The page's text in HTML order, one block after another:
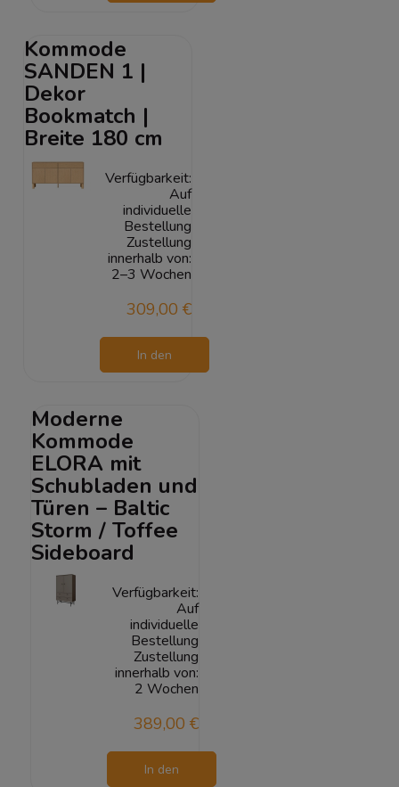
Kommode
SANDEN 1 |
Dekor
Bookmatch |
Breite 180 cm
Verfügbarkeit:
Auf
individuelle
Bestellung
Zustellung
innerhalb von:
2–3 Wochen
309,00 €
In den
Moderne
Kommode
ELORA mit
Schubladen und
Türen – Baltic
Storm / Toffee
Sideboard
Verfügbarkeit:
Auf
individuelle
Bestellung
Zustellung
innerhalb von:
2 Wochen
389,00 €
In den